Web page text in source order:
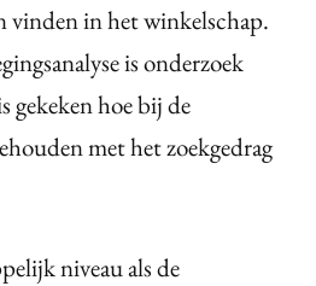
vinden in het winkelschap.
is onderzoek
gekeken hoe bij de
met het zoekgedrag
niveau als de